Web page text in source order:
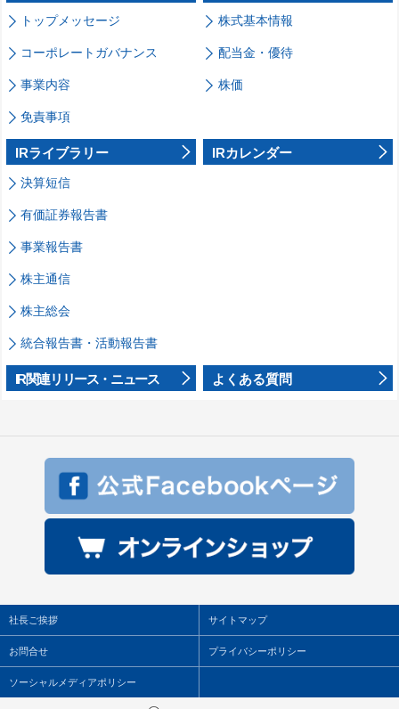
トップメッセージ
コーポレートガバナンス
事業内容
免責事項
株式基本情報
配当金・優待
株価
IRライブラリー
決算短信
有価証券報告書
事業報告書
株主通信
株主総会
統合報告書・活動報告書
IRカレンダー
IR関連リリース・ニュース よくある質問
社長ご挨拶 サイトマップ
お問合せ プライバシーポリシー
ソーシャルメディアポリシー